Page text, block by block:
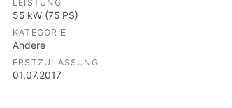
LEISTUNG
55 kW (75 PS)
KATEGORIE
Andere
ERSTZULASSUNG
01.07.2017